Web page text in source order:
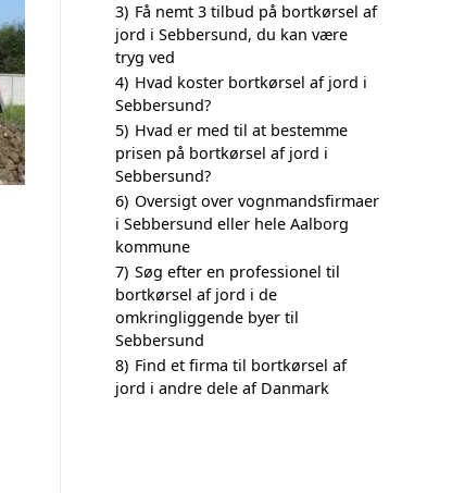
3) Få nemt 3 tilbud på bortkørsel af
jord i Sebbersund, du kan være
tryg ved
4) Hvad koster bortkørsel af jord i
Sebbersund?
5) Hvad er med til at bestemme
prisen på bortkørsel af jord i
Sebbersund?
6) Oversigt over vognmandsfirmaer
i Sebbersund eller hele Aalborg
kommune
7) Søg efter en professionel til
bortkørsel af jord i de
omkringliggende byer til
Sebbersund
8) Find et firma til bortkørsel af
jord i andre dele af Danmark